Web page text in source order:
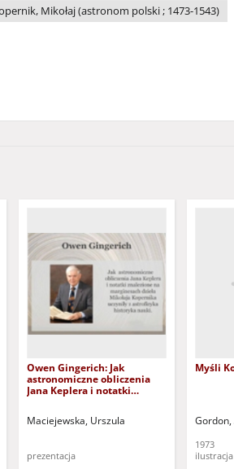
Mikołaj (astronom polski ; 1473-1543)
Owen Gingerich: Jak
astronomiczne obliczenia
Jana Keplera i notatki
uczyniły z astrofizyka
Maciejewska, Urszula
prezentacja
Myśli
1973